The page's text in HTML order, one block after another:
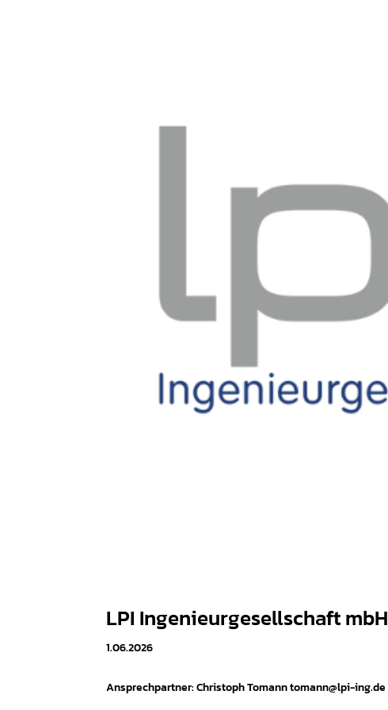
LPI Ingenieurgesellschaft mbH
1.06.2026
Ansprechpartner: Christoph Tomann tomann@lpi-ing.de